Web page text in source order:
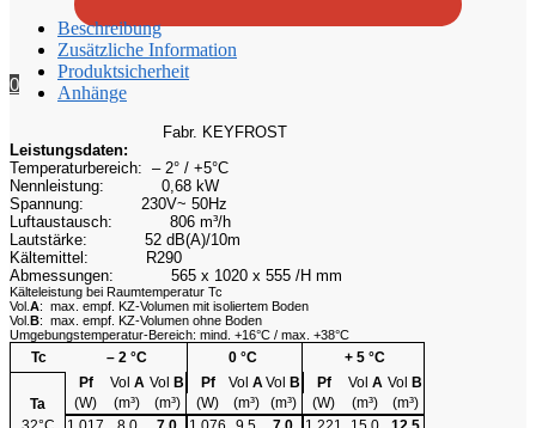
0
Beschreibung
Zusätzliche Information
Produktsicherheit
Anhänge
Fabr. KEYFROST
Leistungsdaten:
Temperaturbereich: – 2° / +5°C
Nennleistung:
0,68 kW
Spannung:
230V~ 50Hz
Luftaustausch:
806 m³/h
Lautstärke:
52 dB(A)/10m
Kältemittel:
R290
Abmessungen:
565 x 1020 x 555 /H mm
Kälteleistung bei Raumtemperatur Tc
Vol.A: max. empf. KZ-Volumen mit isoliertem Boden
Vol. B: max. empf. KZ-Volumen ohne Boden
Umgebungstemperatur-Bereich: mind. +16°C / max. +38°C
Tc – 2 °C 0 °C
+ 5 °C
Pf
Vol A Vol B Pf Vol AVol B Pf Vol A Vol B
Ta
(W) (m³) (m³) (W) (m³) (m³) (W) (m³)
(m³)